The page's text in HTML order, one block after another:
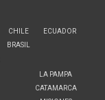
CHILE
BRASIL
ECUADOR
LA PAMPA
CATAMARCA